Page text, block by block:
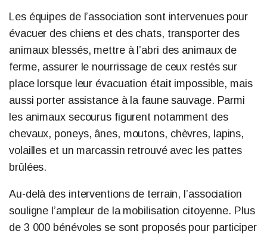
Les équipes de l’association sont intervenues pour
évacuer des chiens et des chats, transporter des
animaux blessés, mettre à l’abri des animaux de
ferme, assurer le nourrissage de ceux restés sur
place lorsque leur évacuation était impossible, mais
aussi porter assistance à la faune sauvage. Parmi
les animaux secourus figurent notamment des
chevaux, poneys, ânes, moutons, chèvres, lapins,
volailles et un marcassin retrouvé avec les pattes
brûlées.
Au-delà des interventions de terrain, l’association
souligne l’ampleur de la mobilisation citoyenne. Plus
de 3 000 bénévoles se sont proposés pour participer